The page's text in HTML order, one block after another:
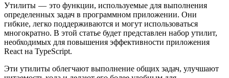
Утилиты — это функции, используемые для выполнения
определенных задач в программном приложении. Они
гибкие, легко поддерживаются и могут использоваться
многократно. В этой статье будет представлен набор утилит,
необходимых для повышения эффективности приложения
React на TypeScript.
Эти утилиты облегчают выполнение общих задач, улучшают